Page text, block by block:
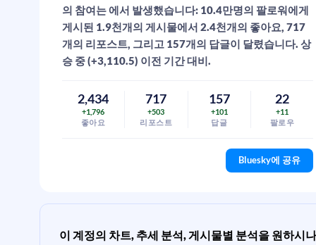
의 참여는 에서 발생했습니다: 10.4만명의 팔로워에게
게시된 1.9천개의 게시물에서 2.4천개의 좋아요, 717
개의 리포스트, 그리고 157개의 답글이 달렸습니다. 상
승 중 (+3,110.5) 이전 기간 대비.
2,434
+1,796
좋아요
717
+503
리포스트
157
+101
답글
22
+11
팔로우
Bluesky에 공유
이 계정의 차트, 추세 분석, 게시물별 분석을 원하시나